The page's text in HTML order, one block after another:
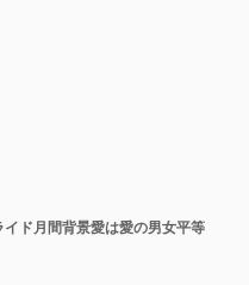
ド月間背景愛は愛の男女平等